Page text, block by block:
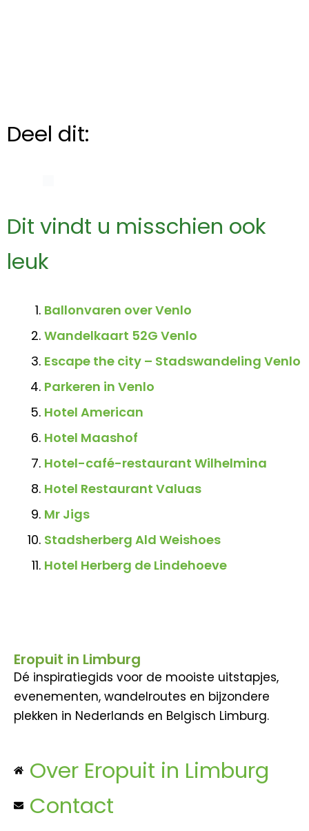
Deel dit:
Dit vindt u misschien ook
leuk
Ballonvaren over Venlo
Wandelkaart 52G Venlo
Escape the city – Stadswandeling Venlo
Parkeren in Venlo
Hotel American
Hotel Maashof
Hotel-café-restaurant Wilhelmina
Hotel Restaurant Valuas
Mr Jigs
Stadsherberg Ald Weishoes
Hotel Herberg de Lindehoeve
Eropuit in Limburg
Dé inspiratiegids voor de mooiste uitstapjes,
evenementen, wandelroutes en bijzondere
plekken in Nederlands en Belgisch Limburg.
Over Eropuit in Limburg
Contact